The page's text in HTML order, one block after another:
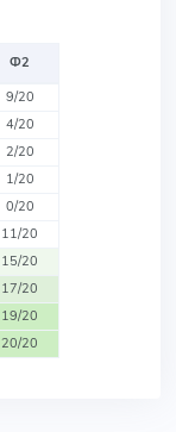
Ф2
9/20
4/20
2/20
1/20
0/20
11/20
15/20
17/20
19/20
20/20